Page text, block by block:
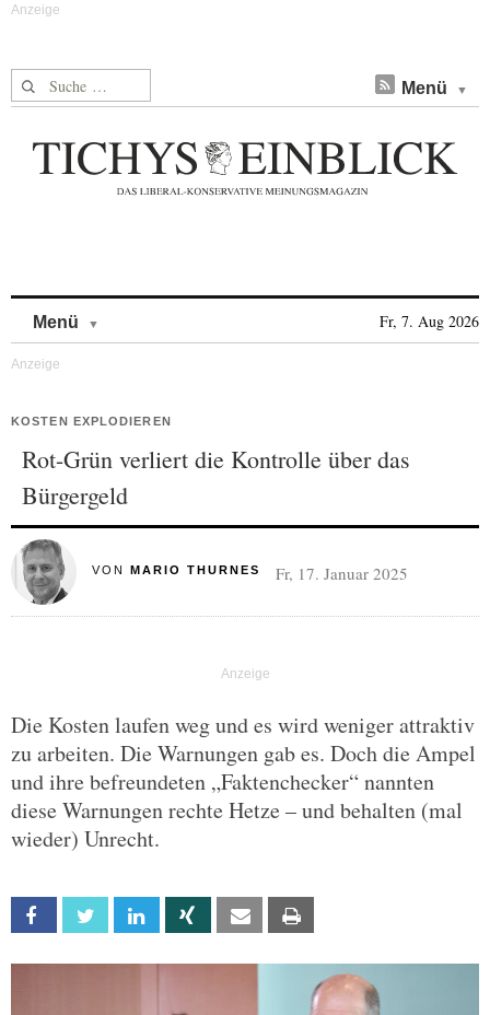
Suche nach: Menü
Menü Fr, 7. Aug 2026
KOSTEN EXPLODIEREN
Rot-Grün verliert die Kontrolle über das
Bürgergeld
VON MARIO THURNES Fr, 17. Januar 2025
Die Kosten laufen weg und es wird weniger attraktiv
zu arbeiten. Die Warnungen gab es. Doch die Ampel
und ihre befreundeten „Faktenchecker“ nannten
diese Warnungen rechte Hetze – und behalten (mal
wieder) Unrecht.
Facebook Twitter Linkedin Xing Email